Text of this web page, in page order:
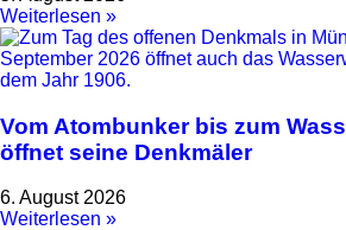
Weiterlesen »
Vom Atombunker bis zum
öffnet seine Denkmäler
6. August 2026
Weiterlesen »